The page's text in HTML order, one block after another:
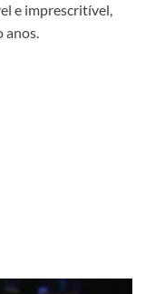
e imprescritível,
anos.